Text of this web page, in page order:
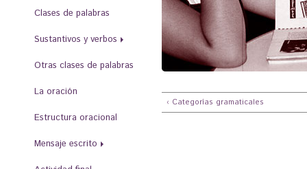
u
s
t
e
d
a
‹ Categorías gramaticales
Clases de palabras
Sustantivos y verbos
Otras clases de palabras
La oración
Estructura oracional
Mensaje escrito